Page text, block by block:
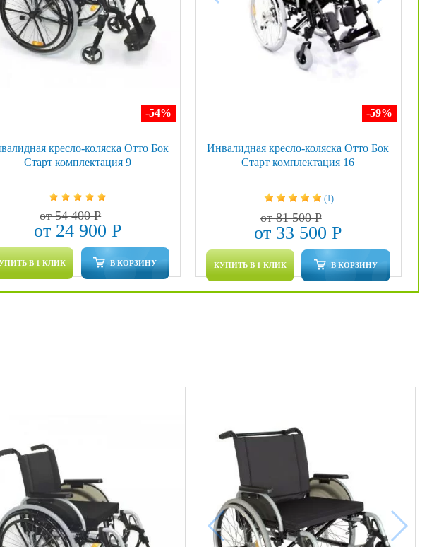
-54%
кресло-коляска Отто Бок
Старт комплектация 9
от 54 400 Р
от 24 900 Р
В 1 КЛИК В КОРЗИНУ
-59%
Инвалидная кресло-коляска Отто Бок
Старт комплектация 16
(1)
от 81 500 Р
от 33 500 Р
КУПИТЬ В 1 КЛИК В КОРЗИНУ